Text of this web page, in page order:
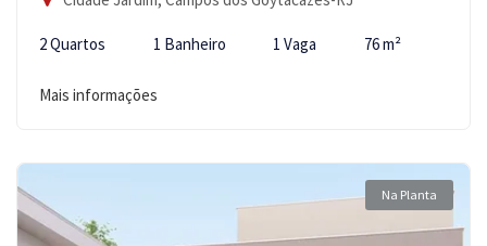
2 Quartos 1 Banheiro 1 Vaga 76 m²
Mais informações
Na Planta